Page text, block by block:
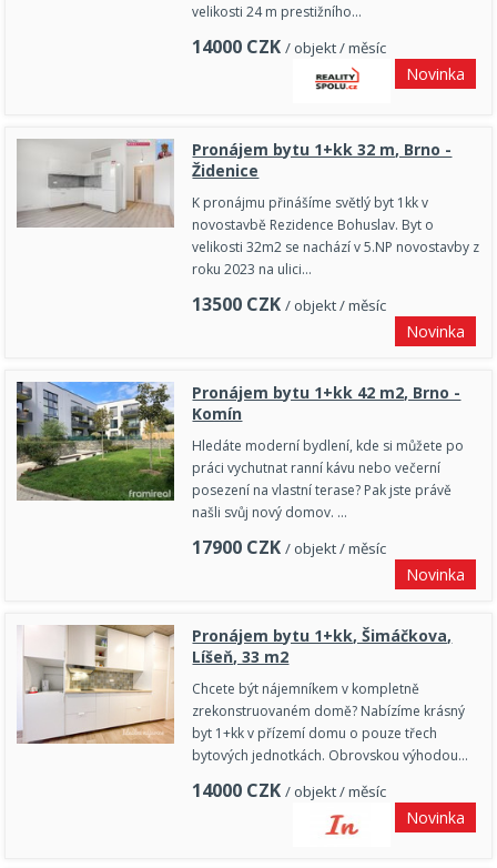
velikosti 24 m prestižního…
14000 CZK / objekt / měsíc
Novinka
Pronájem bytu 1+kk 32 m, Brno -
Židenice
K pronájmu přinášíme světlý byt 1kk v
novostavbě Rezidence Bohuslav. Byt o
velikosti 32m2 se nachází v 5.NP novostavby z
roku 2023 na ulici…
13500 CZK / objekt / měsíc
Novinka
Pronájem bytu 1+kk 42 m2, Brno -
Komín
Hledáte moderní bydlení, kde si můžete po
práci vychutnat ranní kávu nebo večerní
posezení na vlastní terase? Pak jste právě
našli svůj nový domov. …
17900 CZK / objekt / měsíc
Novinka
Pronájem bytu 1+kk, Šimáčkova,
Líšeň, 33 m2
Chcete být nájemníkem v kompletně
zrekonstruovaném domě? Nabízíme krásný
byt 1+kk v přízemí domu o pouze třech
bytových jednotkách. Obrovskou výhodou…
14000 CZK / objekt / měsíc
Novinka